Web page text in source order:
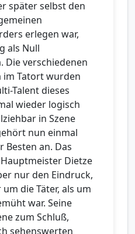
später selbst den
erlegen war,
als Null
Die verschiedenen
im Tatort wurden
Talent dieses
wieder logisch
in Szene
nun einmal
Besten an. Das
Dietze
nur den Eindruck,
die Täter, als um
war. Seine
zum Schluß,
sehenswerten